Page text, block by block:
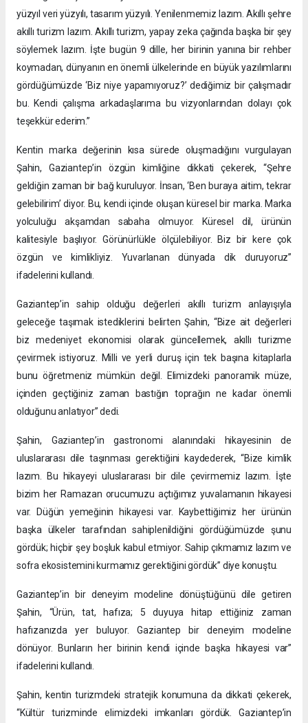
yüzyıl veri yüzyılı, tasarım yüzyılı. Yenilenmemiz lazım. Akıllı şehre
akıllı turizm lazım. Akıllı turizm, yapay zeka çağında başka bir şey
söylemek lazım. İşte bugün 9 dille, her birinin yanına bir rehber
koymadan, dünyanın en önemli ülkelerinde en büyük yazılımlarını
gördüğümüzde ‘Biz niye yapamıyoruz?’ dediğimiz bir çalışmadır
bu. Kendi çalışma arkadaşlarıma bu vizyonlarından dolayı çok
teşekkür ederim.”
Kentin marka değerinin kısa sürede oluşmadığını vurgulayan
Şahin, Gaziantep’in özgün kimliğine dikkati çekerek, “Şehre
geldiğin zaman bir bağ kuruluyor. İnsan, ‘Ben buraya aitim, tekrar
gelebilirim’ diyor. Bu, kendi içinde oluşan küresel bir marka. Marka
yolculuğu akşamdan sabaha olmuyor. Küresel dil, ürünün
kalitesiyle başlıyor. Görünürlükle ölçülebiliyor. Biz bir kere çok
özgün ve kimlikliyiz. Yuvarlanan dünyada dik duruyoruz”
ifadelerini kullandı.
Gaziantep’in sahip olduğu değerleri akıllı turizm anlayışıyla
geleceğe taşımak istediklerini belirten Şahin, “Bize ait değerleri
biz medeniyet ekonomisi olarak güncellemek, akıllı turizme
çevirmek istiyoruz. Milli ve yerli duruş için tek başına kitaplarla
bunu öğretmeniz mümkün değil. Elimizdeki panoramik müze,
içinden geçtiğiniz zaman bastığın toprağın ne kadar önemli
olduğunu anlatıyor” dedi.
Şahin, Gaziantep’in gastronomi alanındaki hikayesinin de
uluslararası dile taşınması gerektiğini kaydederek, “Bize kimlik
lazım. Bu hikayeyi uluslararası bir dile çevirmemiz lazım. İşte
bizim her Ramazan orucumuzu açtığımız yuvalamanın hikayesi
var. Düğün yemeğinin hikayesi var. Kaybettiğimiz her ürünün
başka ülkeler tarafından sahiplenildiğini gördüğümüzde şunu
gördük; hiçbir şey boşluk kabul etmiyor. Sahip çıkmamız lazım ve
sofra ekosistemini kurmamız gerektiğini gördük” diye konuştu.
Gaziantep’in bir deneyim modeline dönüştüğünü dile getiren
Şahin, “Ürün, tat, hafıza; 5 duyuya hitap ettiğiniz zaman
hafızanızda yer buluyor. Gaziantep bir deneyim modeline
dönüyor. Bunların her birinin kendi içinde başka hikayesi var”
ifadelerini kullandı.
Şahin, kentin turizmdeki stratejik konumuna da dikkati çekerek,
“Kültür turizminde elimizdeki imkanları gördük. Gaziantep’in